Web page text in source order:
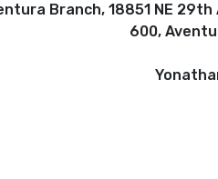
Branch, 18851 NE 29th
600,